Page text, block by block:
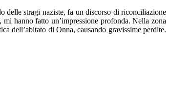
delle stragi naziste, fa un discorso di riconciliazione
hanno fatto un’impressione profonda. Nella zona
dell’abitato di Onna, causando gravissime perdite.